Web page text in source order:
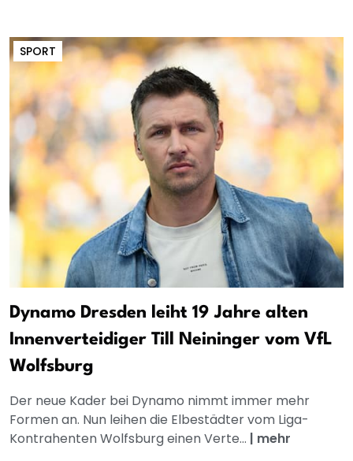
SPORT
Dynamo Dresden leiht 19 Jahre alten
Innenverteidiger Till Neininger vom VfL
Wolfsburg
Der neue Kader bei Dynamo nimmt immer mehr
Formen an. Nun leihen die Elbestädter vom Liga-
Kontrahenten Wolfsburg einen Verte... | mehr